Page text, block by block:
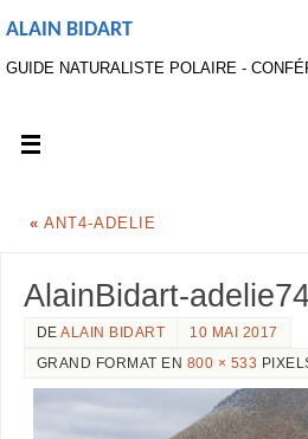
ALAIN BIDART
GUIDE NATURALISTE POLAIRE -
« ANT4-ADELIE
AlainBidart-
DEALAIN BIDART
10 MAI 2017
GRAND FORMAT EN 800 × 533